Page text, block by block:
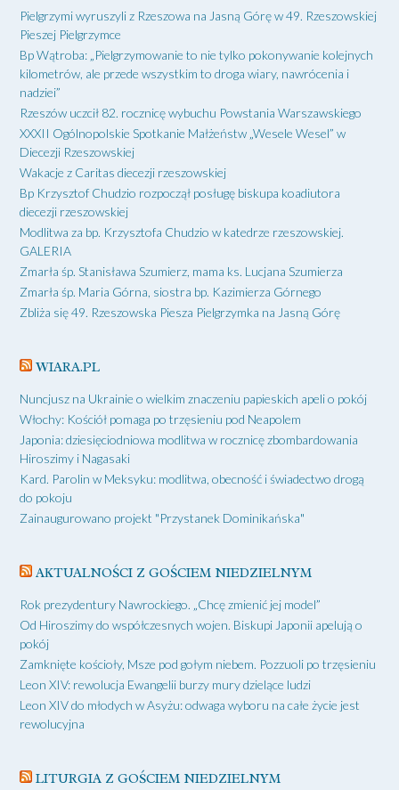
Pielgrzymi wyruszyli z Rzeszowa na Jasną Górę w 49. Rzeszowskiej
Pieszej Pielgrzymce
Bp Wątroba: „Pielgrzymowanie to nie tylko pokonywanie kolejnych
kilometrów, ale przede wszystkim to droga wiary, nawrócenia i
nadziei”
Rzeszów uczcił 82. rocznicę wybuchu Powstania Warszawskiego
XXXII Ogólnopolskie Spotkanie Małżeństw „Wesele Wesel” w
Diecezji Rzeszowskiej
Wakacje z Caritas diecezji rzeszowskiej
Bp Krzysztof Chudzio rozpoczął posługę biskupa koadiutora
diecezji rzeszowskiej
Modlitwa za bp. Krzysztofa Chudzio w katedrze rzeszowskiej.
GALERIA
Zmarła śp. Stanisława Szumierz, mama ks. Lucjana Szumierza
Zmarła śp. Maria Górna, siostra bp. Kazimierza Górnego
Zbliża się 49. Rzeszowska Piesza Pielgrzymka na Jasną Górę
WIARA.PL
Nuncjusz na Ukrainie o wielkim znaczeniu papieskich apeli o pokój
Włochy: Kościół pomaga po trzęsieniu pod Neapolem
Japonia: dziesięciodniowa modlitwa w rocznicę zbombardowania
Hiroszimy i Nagasaki
Kard. Parolin w Meksyku: modlitwa, obecność i świadectwo drogą
do pokoju
Zainaugurowano projekt "Przystanek Dominikańska"
AKTUALNOŚCI Z GOŚCIEM NIEDZIELNYM
Rok prezydentury Nawrockiego. „Chcę zmienić jej model”
Od Hiroszimy do współczesnych wojen. Biskupi Japonii apelują o
pokój
Zamknięte kościoły, Msze pod gołym niebem. Pozzuoli po trzęsieniu
Leon XIV: rewolucja Ewangelii burzy mury dzielące ludzi
Leon XIV do młodych w Asyżu: odwaga wyboru na całe życie jest
rewolucyjna
LITURGIA Z GOŚCIEM NIEDZIELNYM